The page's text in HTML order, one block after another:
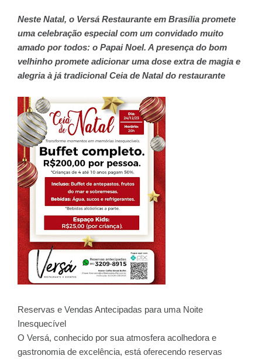
Neste Natal, o Versá Restaurante em Brasília promete
uma celebração especial com um convidado muito
amado por todos: o Papai Noel. A presença do bom
velhinho promete adicionar uma dose extra de magia e
alegria à já tradicional Ceia de Natal do restaurante
Reservas e Vendas Antecipadas para uma Noite
Inesquecível
O Versá, conhecido por sua atmosfera acolhedora e
gastronomia de excelência, está oferecendo reservas